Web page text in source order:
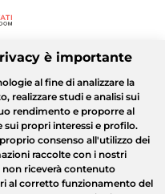
è importante
al fine di analizzare la
realizzare studi e analisi sui
rendimento e proporre al
sui propri interessi e profilo.
consenso all'utilizzo dei
raccolte con i nostri
non riceverà contenuto
al corretto funzionamento del